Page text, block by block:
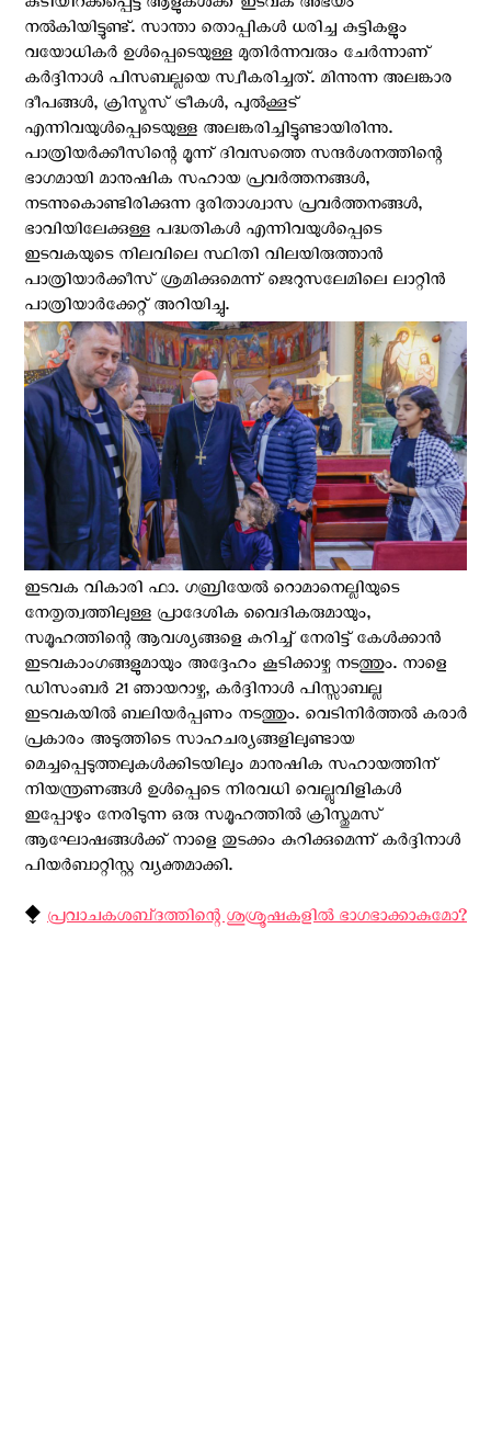
നൽകിയിട്ടുണ്ട്. സാന്താ തൊപ്പികൾ ധരിച്ച കുട്ടികളും
വയോധികര്‍ ഉള്‍പ്പെടെയുള്ള മുതിര്‍ന്നവരും ചേര്‍ന്നാണ്
കര്‍ദ്ദിനാള്‍ പിസബല്ലയെ സ്വീകരിച്ചത്. മിന്നുന്ന അലങ്കാര
ദീപങ്ങള്‍, ക്രിസ്മസ് ട്രീകൾ, പുല്‍ക്കൂട്
എന്നിവയുൾപ്പെടെയുള്ള അലങ്കരിച്ചിട്ടുണ്ടായിരിന്നു.
പാത്രിയർക്കീസിന്റെ മൂന്ന് ദിവസത്തെ സന്ദർശനത്തിന്റെ
ഭാഗമായി മാനുഷിക സഹായ പ്രവർത്തനങ്ങൾ,
നടന്നുകൊണ്ടിരിക്കുന്ന ദുരിതാശ്വാസ പ്രവർത്തനങ്ങൾ,
ഭാവിയിലേക്കുള്ള പദ്ധതികൾ എന്നിവയുൾപ്പെടെ
ഇടവകയുടെ നിലവിലെ സ്ഥിതി വിലയിരുത്താൻ
പാത്രിയാര്‍ക്കീസ് ശ്രമിക്കുമെന്ന് ജെറുസലേമിലെ ലാറ്റിൻ
പാത്രിയാർക്കേറ്റ് അറിയിച്ചു.
ഇടവക വികാരി ഫാ. ഗബ്രിയേൽ റൊമാനെല്ലിയുടെ
നേതൃത്വത്തിലുള്ള പ്രാദേശിക വൈദികരുമായും,
സമൂഹത്തിന്റെ ആവശ്യങ്ങളെ കുറിച്ച് നേരിട്ട് കേൾക്കാൻ
ഇടവകാംഗങ്ങളുമായും അദ്ദേഹം കൂടിക്കാഴ്ച നടത്തും. നാളെ
ഡിസംബർ 21 ഞായറാഴ്ച, കര്‍ദ്ദിനാള്‍ പിസ്സാബല്ല
ഇടവകയിൽ ബലിയര്‍പ്പണം നടത്തും. വെടിനിർത്തൽ കരാർ
പ്രകാരം അടുത്തിടെ സാഹചര്യങ്ങളിലുണ്ടായ
മെച്ചപ്പെടുത്തലുകൾക്കിടയിലും മാനുഷിക സഹായത്തിന്
നിയന്ത്രണങ്ങൾ ഉൾപ്പെടെ നിരവധി വെല്ലുവിളികൾ
ഇപ്പോഴും നേരിടുന്ന ഒരു സമൂഹത്തിൽ ക്രിസ്തുമസ്
ആഘോഷങ്ങൾക്ക് നാളെ തുടക്കം കുറിക്കുമെന്ന് കർദ്ദിനാൾ
പിയർബാറ്റിസ്റ്റ വ്യക്തമാക്കി.
⧪ പ്രവാചകശബ്‌ദത്തിന്റെ ശുശ്രൂഷകളില്‍ ഭാഗഭാക്കാകുമോ?